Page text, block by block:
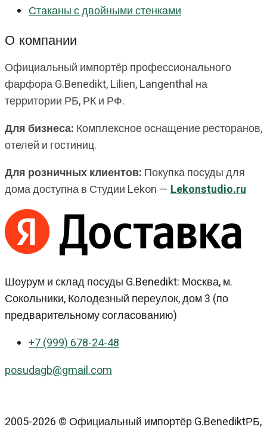
Стаканы с двойными стенками
О компании
Официальный импортёр профессионального
фарфора G.Benedikt, Lilien, Langenthal на
территории РБ, РК и РФ.
Для бизнеса: Комплексное оснащение ресторанов,
отелей и гостиниц.
Для розничных клиентов: Покупка посуды для
дома доступна в Студии Lekon — Lekonstudio.ru
Шоурум и склад посуды G.Benedikt: Москва, м.
Сокольники, Колодезный переулок, дом 3 (по
предварительному согласованию)
+7 (999) 678-24-48
posudagb@gmail.com
2005-2026 © Официальный импортёр G.BenediktРБ,